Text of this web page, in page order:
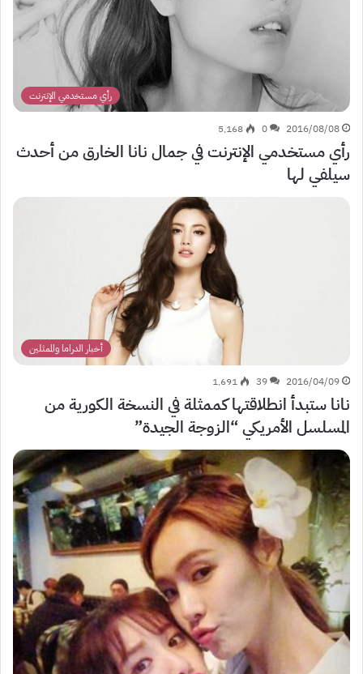
رأي مستخدمي الإنترنت
2016/08/08
0 5٬168
رأي مستخدمي الإنترنت في جمال نانا الخارق من أحدث
سيلفي لها
أخبار الدراما والممثلين
2016/04/09
39 1٬691
نانا ستبدأ انطلاقتها كممثلة في النسخة الكورية من
المسلسل الأمريكي “الزوجة الجيدة”